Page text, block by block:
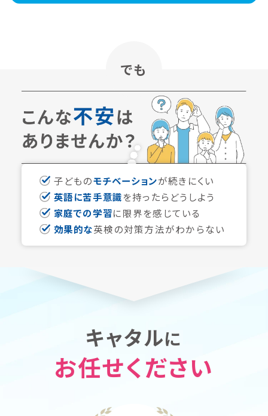
でも
子どものモチベーションが続きにくい
英語に苦手意識を持ったらどうしよう
家庭での学習に限界を感じている
効果的な英検の対策方法がわからない
キャタルに
お任せください